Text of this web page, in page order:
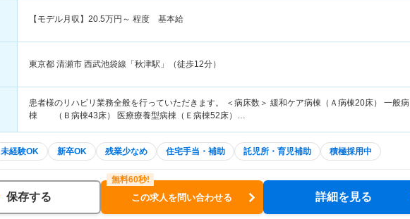
【モデル月収】 20.5万円～ 程度 基本給
東京都 清瀬市 西武池袋線「秋津駅」（徒歩12分）
患者様のリハビリ業務全般を行っていただきます。 ＜病床数＞ 緩和ケア病棟（Ａ病棟20床） 一般病
棟 （Ｂ病棟43床） 医療療養型病棟（Ｅ病棟52床）…
未経験OK 新卒OK 残業少なめ 住宅手当・補助 託児所・育児補助 積極採用中
保存する この求人を問い合わせる 詳細を見る